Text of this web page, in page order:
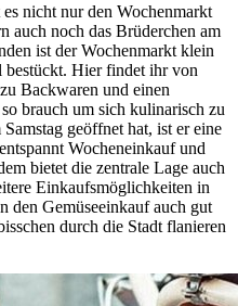
nicht nur den Wochenmarkt
auch noch das Brüderchen am
ist der Wochenmarkt klein
Hier findet ihr von
Backwaren und einen
brauch um sich kulinarisch zu
geöffnet hat, ist er eine
Wocheneinkauf und
bietet die zentrale Lage auch
Einkaufsmöglichkeiten in
den Gemüseeinkauf auch gut
durch die Stadt flanieren